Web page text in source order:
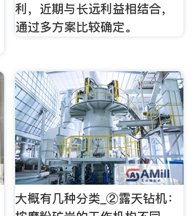
利，近期与长远利益相结合，
通过多方案比较确定。
大概有几种分类_②露天钻机：